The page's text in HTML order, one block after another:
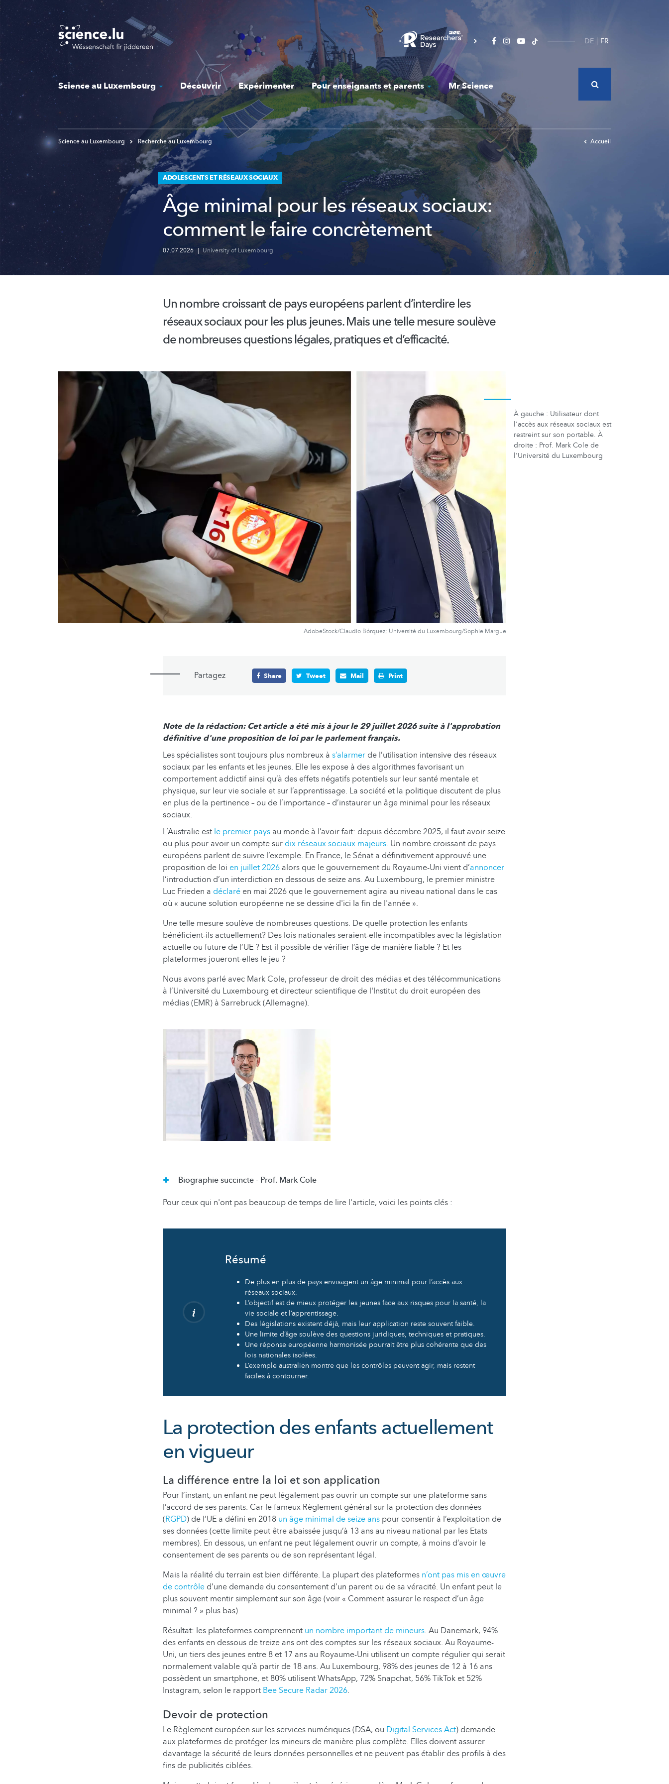
Skip
to
main
content
DE FR
Science au Luxembourg Découvrir Expérimenter Pour enseignants et parents Mr Science
Science au Luxembourg Recherche au Luxembourg Accueil
ADOLESCENTS ET RÉSEAUX SOCIAUX
Âge minimal pour les réseaux sociaux:
comment le faire concrètement
07.07.2026 | University of Luxembourg
Un nombre croissant de pays européens parlent d’interdire les
réseaux sociaux pour les plus jeunes. Mais une telle mesure soulève
de nombreuses questions légales, pratiques etd’efficacité.
AdobeStock/Claudio Bórquez; Université du Luxembourg/Sophie Margue
À gauche : Utilisateur dont
l'accès aux réseaux sociaux est
restreint sur son portable. À
droite : Prof. Mark Cole de
l'Université du Luxembourg
Partagez Share Tweet Mail Print
Note de la rédaction: Cet article a été mis à jour le 29 juillet 2026 suite à l'approbation
définitive d'une proposition de loi par le parlement français.
Les spécialistes sont toujours plus nombreux à s’alarmer de l’utilisation intensive des réseaux
sociaux par les enfants et les jeunes. Elle les expose à des algorithmes favorisant un
comportement addictif ainsi qu’à des effets négatifs potentiels sur leur santé mentale et
physique, sur leur vie sociale et sur l’apprentissage. La société et la politique discutent de plus
en plus de la pertinence – ou de l’importance – d’instaurer un âge minimal pour les réseaux
sociaux.
L’Australie est le premier pays au monde à l’avoir fait: depuis décembre 2025, il faut avoir seize
ou plus pour avoir un compte sur dix réseaux sociaux majeurs. Un nombre croissant de pays
européens parlent de suivre l’exemple. En France, le Sénat a définitivement approuvé une
proposition de loi en juillet 2026 alors que le gouvernement du Royaume-Uni vient d’annoncer
l’introduction d’un interdiction en dessous de seize ans. Au Luxembourg, le premier ministre
Luc Frieden a déclaré en mai 2026 que le gouvernement agira au niveau national dans le cas
où « aucune solution européenne ne se dessine d'ici la fin de l'année ».
Une telle mesure soulève de nombreuses questions. De quelle protection les enfants
bénéficient-ils actuellement? Des lois nationales seraient-elle incompatibles avec la législation
actuelle ou future de l’UE ? Est-il possible de vérifier l’âge de manière fiable ? Et les
plateformes joueront-elles le jeu ?
Nous avons parlé avec Mark Cole, professeur de droit des médias et des télécommunications
à l’Université du Luxembourg et directeur scientifique de l'Institut du droit européen des
médias (EMR) à Sarrebruck (Allemagne).
Biographie succincte - Prof. Mark Cole
Pour ceux qui n'ont pas beaucoup de temps de lire l'article, voici les points clés :
Résumé
De plus en plus de pays envisagent un âge minimal pour l’accès aux
réseaux sociaux.
L’objectif est de mieux protéger les jeunes face aux risques pour la santé, la
vie sociale et l’apprentissage.
Des législations existent déjà, mais leur application reste souvent faible.
Une limite d’âge soulève des questions juridiques, techniques et pratiques.
Une réponse européenne harmonisée pourrait être plus cohérente que des
lois nationales isolées.
L’exemple australien montre que les contrôles peuvent agir, mais restent
faciles à contourner.
La protection des enfants actuellement
en vigueur
La différence entre la loi et son application
Pour l’instant, un enfant ne peut légalement pas ouvrir un compte sur une plateforme sans
l’accord de ses parents. Car le fameux Règlement général sur la protection des données
(RGPD) de l’UE a défini en 2018 un âge minimal de seize ans pour consentir à l’exploitation de
ses données (cette limite peut être abaissée jusqu’à 13 ans au niveau national par les Etats
membres). En dessous, un enfant ne peut légalement ouvrir un compte, à moins d’avoir le
consentement de ses parents ou de son représentant légal.
Mais la réalité du terrain est bien différente. La plupart des plateformes n’ont pas mis en œuvre
de contrôle d’une demande du consentement d’un parent ou de sa véracité. Un enfant peut le
plus souvent mentir simplement sur son âge (voir « Comment assurer le respect d’un âge
minimal ? » plus bas).
Résultat: les plateformes comprennent un nombre important de mineurs. Au Danemark, 94%
des enfants en dessous de treize ans ont des comptes sur les réseaux sociaux. Au Royaume-
Uni, un tiers des jeunes entre 8 et 17 ans au Royaume-Uni utilisent un compte régulier qui serait
normalement valable qu’à partir de 18 ans. Au Luxembourg, 98% des jeunes de 12 à 16 ans
possèdent un smartphone, et 80% utilisent WhatsApp, 72% Snapchat, 56% TikTok et 52%
Instagram, selon le rapport Bee Secure Radar 2026.
Devoir de protection
Le Règlement européen sur les services numériques (DSA, ou Digital Services Act) demande
aux plateformes de protéger les mineurs de manière plus complète. Elles doivent assurer
davantage la sécurité de leurs données personnelles et ne peuvent pas établir des profils à des
fins de publicités ciblées.